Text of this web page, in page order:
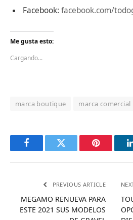
Facebook: facebook.com/
Me gusta esto:
Cargando...
marca boutique marca comercial
FacebookTwitter Pinterest
PREVIOUS ARTICLE
MEGAMO RENUEVA PARA
ESTE 2021 SUS MODELOS